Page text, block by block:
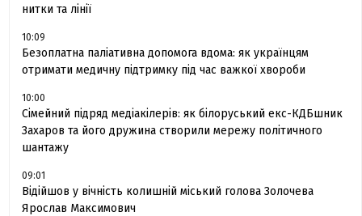
нитки та лінії
10:09
Безоплатна паліативна допомога вдома: як українцям
отримати медичну підтримку під час важкої хвороби
10:00
Сімейний підряд медіакілерів: як білоруський екс-КДБшник
Захаров та його дружина створили мережу політичного
шантажу
09:01
Відійшов у вічність колишній міський голова Золочева
Ярослав Максимович